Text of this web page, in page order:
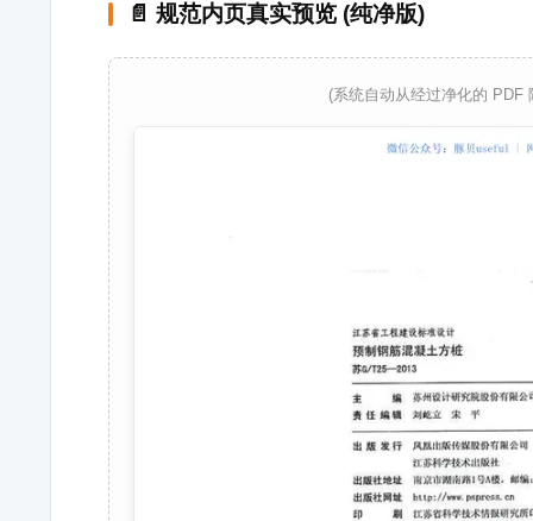
📄 规范内页真实预览 (纯净版)
(系统自动从经过净化的 PDF